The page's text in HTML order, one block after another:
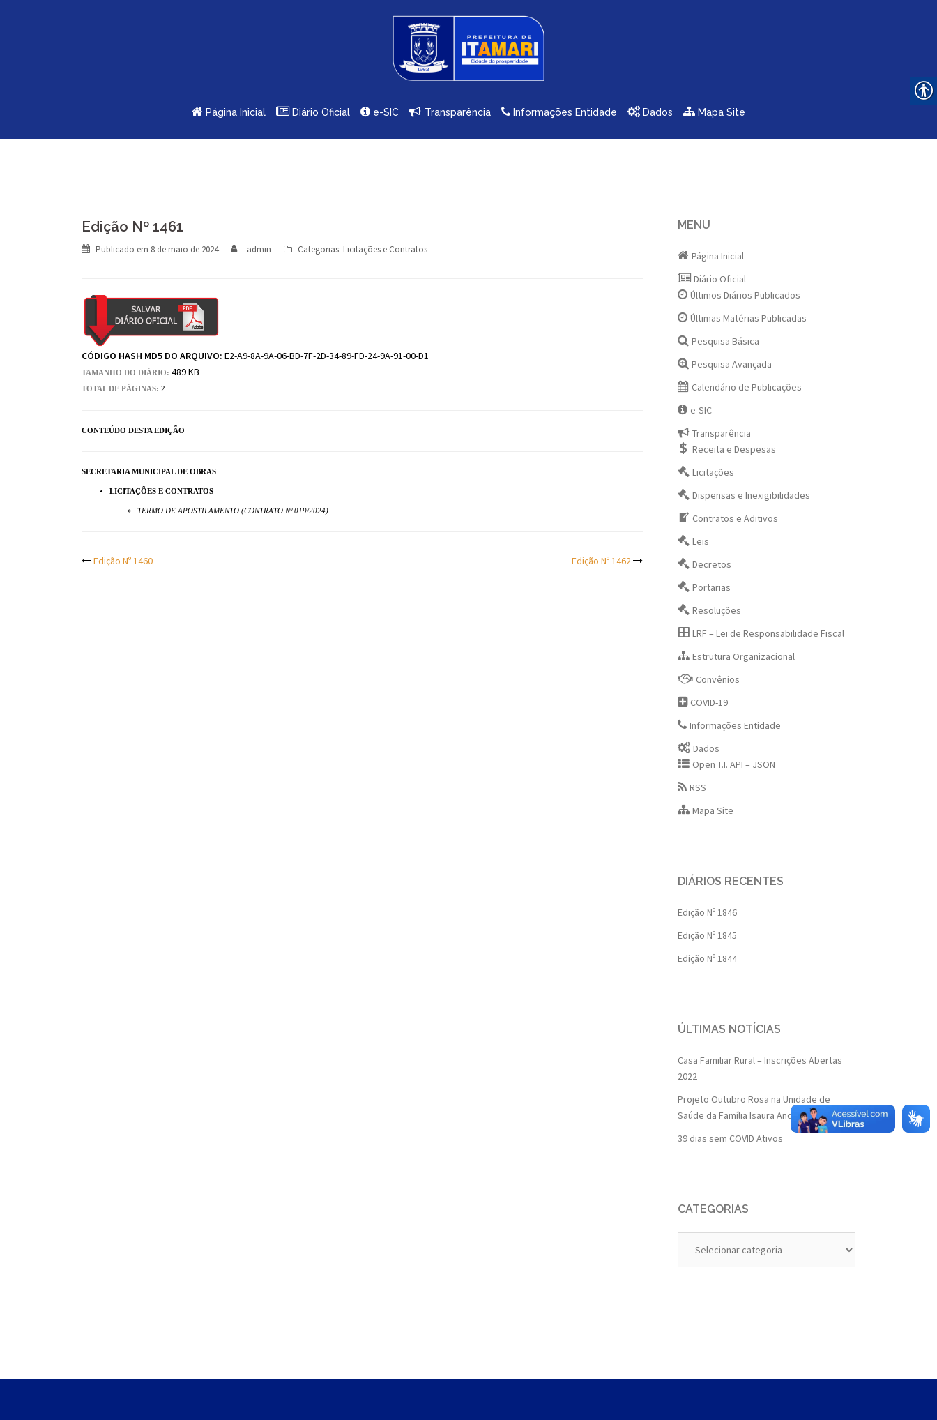
Página Inicial Diário Oficial e-SIC Transparência Informações Entidade Dados Mapa Site
Edição Nº 1461
Publicado em 8 de maio de 2024 admin Categorias: Licitações e Contratos
CÓDIGO HASH MD5 DO ARQUIVO: E2-A9-8A-9A-06-BD-7F-2D-34-89-FD-24-9A-91-00-D1
TAMANHO DO DIÁRIO: 489 KB
TOTAL DE PÁGINAS: 2
CONTEÚDO DESTA EDIÇÃO
SECRETARIA MUNICIPAL DE OBRAS
LICITAÇÕES E CONTRATOS
TERMO DE APOSTILAMENTO (CONTRATO Nº 019/2024)
Post
Edição Nº 1460 Edição Nº 1462
MENU
Página Inicial
Diário Oficial
Últimos Diários Publicados
Últimas Matérias Publicadas
Pesquisa Básica
Pesquisa Avançada
Calendário de Publicações
e-SIC
Transparência
Receita e Despesas
Licitações
Dispensas e Inexigibilidades
Contratos e Aditivos
Leis
Decretos
Portarias
Resoluções
LRF – Lei de Responsabilidade Fiscal
Estrutura Organizacional
Convênios
COVID-19
Informações Entidade
Dados
Open T.I. API – JSON
RSS
Mapa Site
DIÁRIOS RECENTES
Edição Nº 1846
Edição Nº 1845
Edição Nº 1844
ÚLTIMAS NOTÍCIAS
Casa Familiar Rural – Inscrições Abertas
2022
Projeto Outubro Rosa na Unidade de
Saúde da Família Isaura Andrade
39 dias sem COVID Ativos
CATEGORIAS